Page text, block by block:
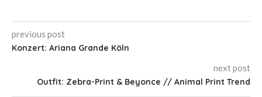
previous post
Konzert: Ariana Grande Köln
next post
Outfit: Zebra-Print & Beyonce // Animal Print Trend